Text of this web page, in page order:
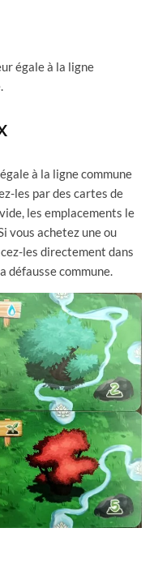
égale à la ligne
à la ligne commune
les par des cartes de
les emplacements le
vous achetez une ou
les directement dans
défausse commune.